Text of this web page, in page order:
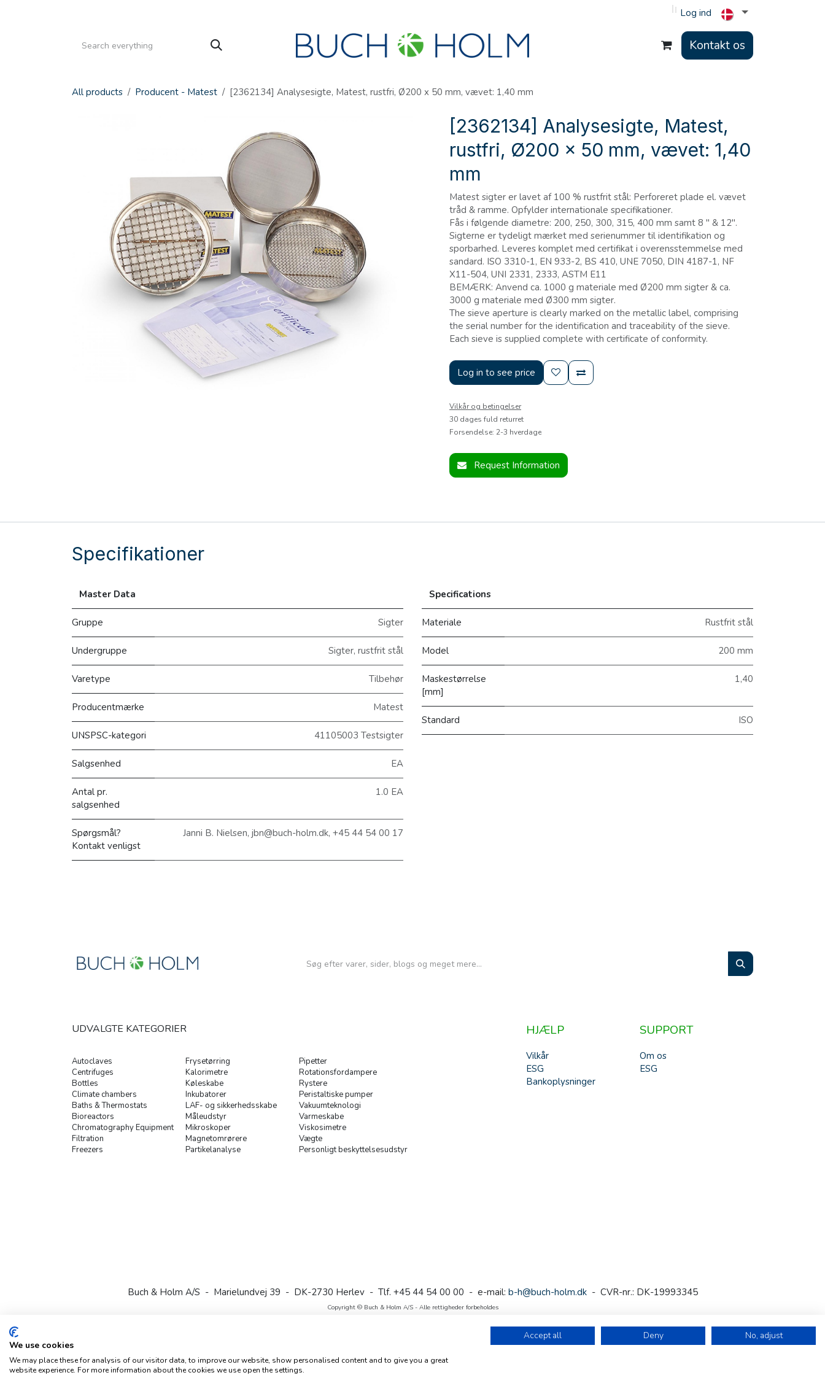
Log ind
Kontakt os
All products Producent - Matest [2362134] Analysesigte, Matest, rustfri, Ø200 x 50 mm, vævet: 1,40 mm
[2362134] Analysesigte, Matest,
rustfri, Ø200 x 50 mm, vævet: 1,40
mm
Matest sigter er lavet af 100 % rustfrit stål: Perforeret plade el. vævet
tråd & ramme. Opfylder internationale specifikationer.
Fås i følgende diametre: 200, 250, 300, 315, 400 mm samt 8 " & 12".
Sigterne er tydeligt mærket med serienummer til identifikation og
sporbarhed. Leveres komplet med certifikat i overensstemmelse med
sandard. ISO 3310-1, EN 933-2, BS 410, UNE 7050, DIN 4187-1, NF
X11-504, UNI 2331, 2333, ASTM E11
BEMÆRK: Anvend ca. 1000 g materiale med Ø200 mm sigter & ca.
3000 g materiale med Ø300 mm sigter.
The sieve aperture is clearly marked on the metallic label, comprising
the serial number for the identification and traceability of the sieve.
Each sieve is supplied complete with certificate of conformity.
Log in to see price
Vilkår og betingelser
30 dages fuld returret
Forsendelse: 2-3 hverdage
Request Information
Specifikationer
Master Data
Gruppe Sigter
Undergruppe Sigter, rustfrit stål
Varetype Tilbehør
Producentmærke Matest
UNSPSC-kategori 41105003 Testsigter
Salgsenhed EA
Antal pr.
salgsenhed
1.0 EA
Spørgsmål?
Kontakt venligst
Janni B. Nielsen, jbn@buch-holm.dk, +45 44 54 00 17
Specifications
Materiale Rustfrit stål
Model 200 mm
Maskestørrelse
[mm]
1,40
Standard ISO
Autoclaves
Centrifuges
Bottles
Climate chambers
Baths & Thermostats
Bioreactors
Chromatography Equipment
Filtration
Freezers
Frysetørring
Kalorimetre
Køleskabe
Inkubatorer
LAF- og sikkerhedsskabe
Måleudstyr
Mikroskoper
Magnetomrørere
Partikelanalyse
Pipetter
Rotationsfordampere
Rystere
Peristaltiske pumper
Vakuumteknologi
Varmeskabe
Viskosimetre
Vægte
Personligt beskyttelsesudstyr
UDVALGTE KATEGORIER SUPPORT
Om os
ESG
Vilkår
ESG
Bankoplysninger
HJÆLP
Buch & Holm A/S - Marielundvej 39 - DK-2730 Herlev - Tlf. +45 44 54 00 00 - e-mail: b-h@buch-holm.dk- CVR-nr.: DK-19993345
Copyright © Buch & Holm A/S - Alle rettigheder forbeholdes
We use cookies
We may place these for analysis of our visitor data, to improve our website, show personalised content and to give you a great
website experience. For more information about the cookies we use open the settings.
Accept all Deny No, adjust